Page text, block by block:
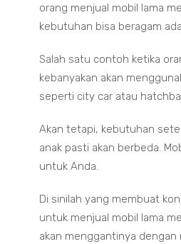
orang menjual mobil lama
kebutuhan bisa beragam
Salah satu contoh ketika
kebanyakan akan
seperti city car atau
Akan tetapi, kebutuhan
anak pasti akan berbeda.
untuk Anda.
Di sinilah yang membuat
untuk menjual mobil lama
akan menggantinya dengan